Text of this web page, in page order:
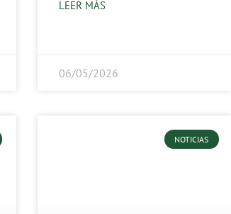
LEER MÁS
06/05/2026
NOTICIAS